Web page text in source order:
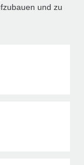
und zu